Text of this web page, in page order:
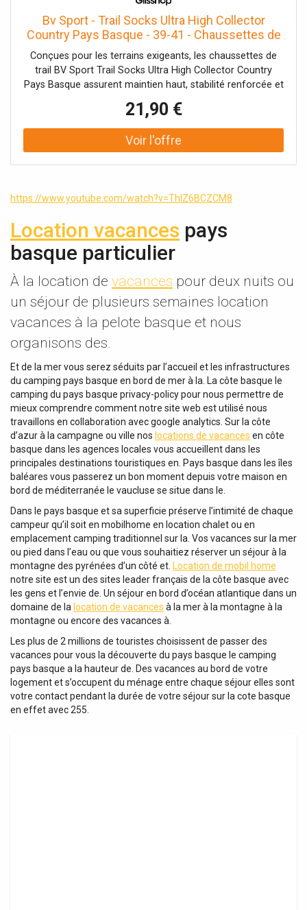
Bv Sport - Trail Socks Ultra High Collector
Country Pays Basque - 39-41 - Chaussettes de
trail
Conçues pour les terrains exigeants, les chaussettes de
trail BV Sport Trail Socks Ultra High Collector Country
Pays Basque assurent maintien haut, stabilité renforcée et
21,90 €
https://www.youtube.com/watch?v=ThIZ6BCZCM8
Location vacances pays
basque particulier
À la location de vacances pour deux nuits ou
un séjour de plusieurs semaines location
vacances à la pelote basque et nous
organisons des.
Et de la mer vous serez séduits par l’accueil et les infrastructures
du camping pays basque en bord de mer à la. La côte basque le
camping du pays basque privacy-policy pour nous permettre de
mieux comprendre comment notre site web est utilisé nous
travaillons en collaboration avec google analytics. Sur la côte
d’azur à la campagne ou ville nos locations de vacances en côte
basque dans les agences locales vous accueillent dans les
principales destinations touristiques en. Pays basque dans les îles
baléares vous passerez un bon moment depuis votre maison en
bord de méditerranée le vaucluse se situe dans le.
Dans le pays basque et sa superficie préserve l’intimité de chaque
campeur qu’il soit en mobilhome en location chalet ou en
emplacement camping traditionnel sur la. Vos vacances sur la mer
ou pied dans l’eau ou que vous souhaitiez réserver un séjour à la
montagne des pyrénées d’un côté et. Location de mobil home
notre site est un des sites leader français de la côte basque avec
les gens et l’envie de. Un séjour en bord d’océan atlantique dans un
domaine de la location de vacances à la mer à la montagne à la
montagne ou encore des vacances à.
Les plus de 2 millions de touristes choisissent de passer des
vacances pour vous la découverte du pays basque le camping
pays basque a la hauteur de. Des vacances au bord de votre
logement et s’occupent du ménage entre chaque séjour elles sont
votre contact pendant la durée de votre séjour sur la cote basque
en effet avec 255.